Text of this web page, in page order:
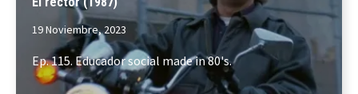
19 Noviembre, 2023
Ep. 115. Educador social made in 80's.